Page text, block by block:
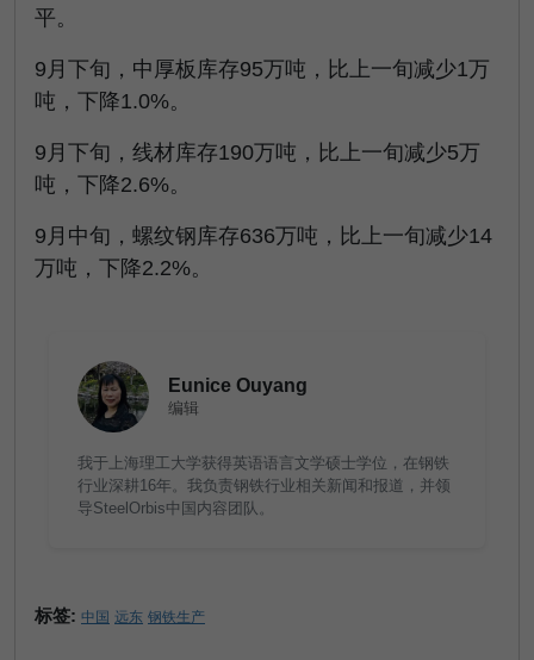
平。
9月下旬，中厚板库存95万吨，比上一旬减少1万
吨，下降1.0%。
9月下旬，线材库存190万吨，比上一旬减少5万
吨，下降2.6%。
9月中旬，螺纹钢库存636万吨，比上一旬减少14
万吨，下降2.2%。
Eunice Ouyang
编辑
我于上海理工大学获得英语语言文学硕士学位，在钢铁
行业深耕16年。我负责钢铁行业相关新闻和报道，并领
导SteelOrbis中国内容团队。
标签: 中国 远东 钢铁生产